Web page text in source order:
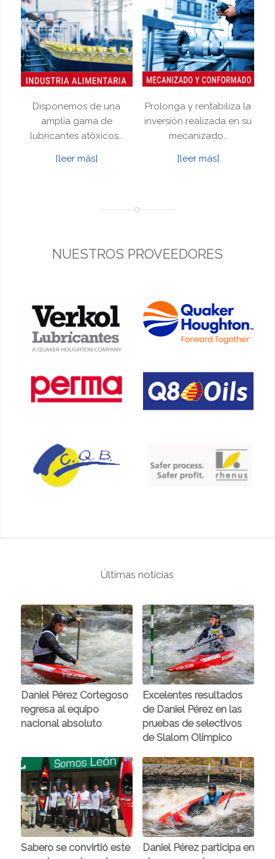
Disponemos de una
amplia gama de
lubricantes atóxicos…
[leer más]
Prolonga y rentabiliza la
inversión realizada en su
mecanizado…
[leer más]
NUESTROS PROVEEDORES
Últimas noticias
Daniel Pérez Cortegoso
regresa al equipo
nacional absoluto
Excelentes resultados
de Daniel Pérez en las
pruebas de selectivos
de Slalom Olímpico
Sabero se convirtió este
Daniel Pérez participa en